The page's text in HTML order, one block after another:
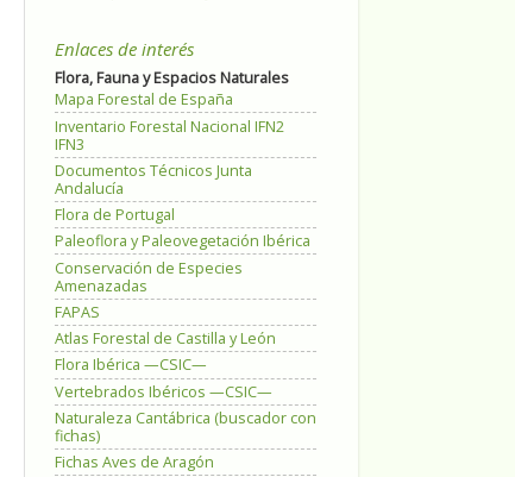
Enlaces de interés
Flora, Fauna y Espacios Naturales
Mapa Forestal de España
Inventario Forestal Nacional IFN2
IFN3
Documentos Técnicos Junta
Andalucía
Flora de Portugal
Paleoflora y Paleovegetación Ibérica
Conservación de Especies
Amenazadas
FAPAS
Atlas Forestal de Castilla y León
Flora Ibérica —CSIC—
Vertebrados Ibéricos —CSIC—
Naturaleza Cantábrica (buscador con
fichas)
Fichas Aves de Aragón